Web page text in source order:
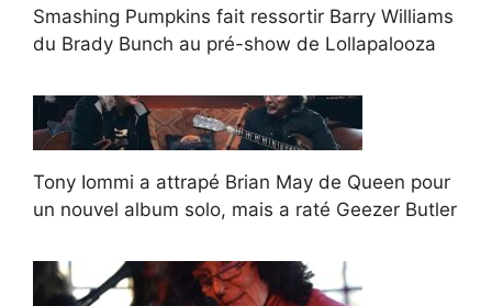
Smashing Pumpkins fait ressortir Barry Williams
du Brady Bunch au pré-show de Lollapalooza
Tony Iommi a attrapé Brian May de Queen pour
un nouvel album solo, mais a raté Geezer Butler